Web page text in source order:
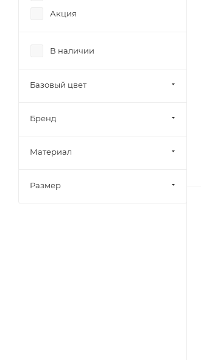
Акция
В наличии
Базовый цвет
Бренд
Материал
Размер